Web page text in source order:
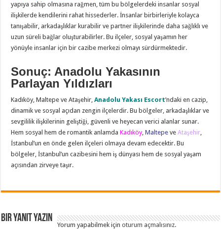
yapıya sahip olmasına rağmen, tüm bu bölgelerdeki insanlar sosyal
ilişkilerde kendilerini rahat hissederler. İnsanlar birbirleriyle kolayca
tanışabilir, arkadaşlıklar kurabilir ve partner ilişkilerinde daha sağlıklı ve
uzun süreli bağlar oluşturabilirler. Bu ilçeler, sosyal yaşamın her
yönüyle insanlar için bir cazibe merkezi olmayı sürdürmektedir.
Sonuç: Anadolu Yakasının
Parlayan Yıldızları
Kadıköy, Maltepe ve Ataşehir,Anadolu Yakası Escort’ndaki en cazip,
dinamik ve sosyal açıdan zengin ilçelerdir. Bu bölgeler, arkadaşlıklar ve
sevgililik ilişkilerinin geliştiği, güvenli ve heyecan verici alanlar sunar.
Hem sosyal hem de romantik anlamdaKadıköy,Maltepe veAtaşehir,
İstanbul’un en önde gelen ilçeleri olmaya devam edecektir. Bu
bölgeler, İstanbul’un cazibesini hem iş dünyası hem de sosyal yaşam
açısından zirveye taşır.
Bir yanıt yazın
Yorum yapabilmek içinoturum açmalısınız.